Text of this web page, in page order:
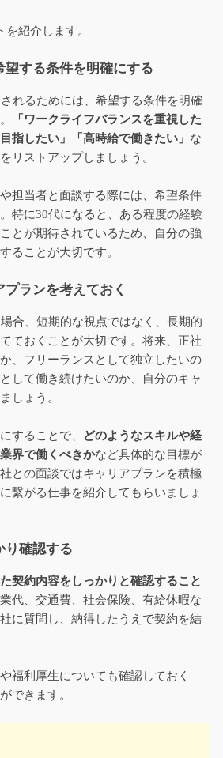
紹介します。
望する条件を明確にする
れるためには、希望する条件を明確
「ワークライフバランスを重視した
指したい」「高時給で働きたい」 な
リストアップしましょう。
担当者と面談する際には、希望条件
特に30代になると、ある程度の経験
とが期待されているため、自分の強
ることが大切です。
プランを考えておく
合、短期的な視点ではなく、長期的
ておくことが大切です。将来、正社
、フリーランスとして独立したいの
して働き続けたいのか、自分のキャ
しょう。
することで、
どのようなスキルや経
界で働くべきかなど具体的な目標が
との面談ではキャリアプランを積極
繋がる仕事を紹介してもらいましょ
り確認する
契約内容をしっかりと確認すること
代、交通費、社会保険、有給休暇な
に質問し、納得したうえで契約を結
福利厚生についても確認しておく
できます。